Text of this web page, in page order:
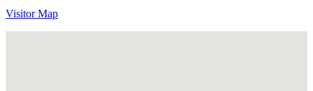
Visitor Map